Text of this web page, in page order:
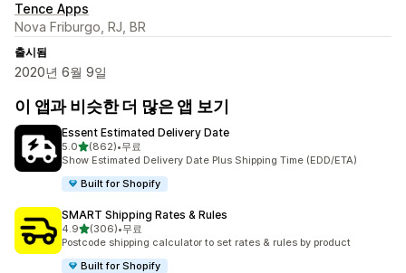
Tence Apps
Nova Friburgo, RJ, BR
출시됨
2020년 6월 9일
이 앱과 비슷한 더 많은 앱 보기
Essent Estimated Delivery Date
5.0별 5개 중
(862)
총 리뷰 862개
•무료
Show Estimated Delivery Date Plus Shipping Time (EDD/ETA)
Built for Shopify
SMART Shipping Rates & Rules
4.9별 5개 중
(306)
총 리뷰 306개
•무료
Postcode shipping calculator to set rates & rules by product
Built for Shopify